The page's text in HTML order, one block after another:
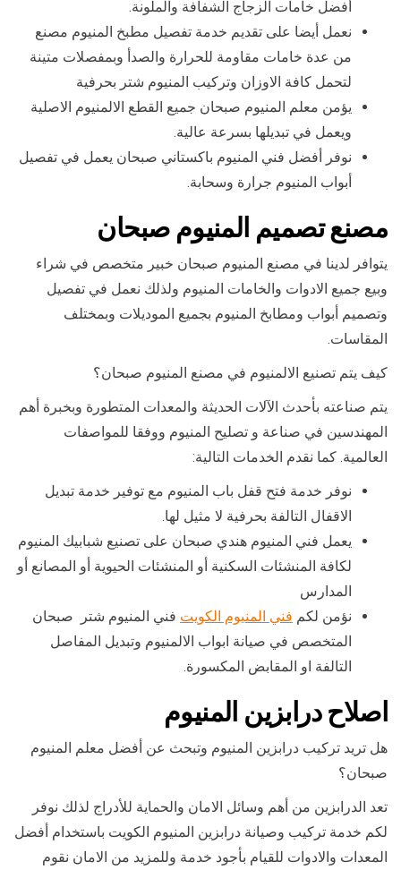
أفضل خامات الزجاج الشفافة والملونة.
نعمل أيضا على تقديم خدمة تفصيل مطبخ المنيوم مصنع
من عدة خامات مقاومة للحرارة والصدأ وبمفصلات متينة
لتحمل كافة الاوزان وتركيب المنيوم شتر بحرفية
يؤمن معلم المنيوم صبحان جميع القطع الالمنيوم الاصلية
ويعمل في تبديلها بسرعة عالية.
نوفر أفضل فني المنيوم باكستاني صبحان يعمل في تفصيل
أبواب المنيوم جرارة وسحابة.
مصنع تصميم المنيوم صبحان
يتوافر لدينا في مصنع المنيوم صبحان خبير متخصص في شراء
وبيع جميع الادوات والخامات المنيوم ولذلك نعمل في تفصيل
وتصميم أبواب ومطابخ المنيوم بجميع الموديلات وبمختلف
المقاسات.
كيف يتم تصنيع الالمنيوم في مصنع المنيوم صبحان؟
يتم صناعته بأحدث الآلات الحديثة والمعدات المتطورة وبخبرة أهم
المهندسين في صناعة و تصليح المنيوم ووفقا للمواصفات
العالمية. كما نقدم الخدمات التالية:
نوفر خدمة فتح قفل باب المنيوم مع توفير خدمة تبديل
الاقفال التالفة بحرفية لا مثيل لها.
يعمل فني المنيوم هندي صبحان على تصنيع شبابيك المنيوم
لكافة المنشئات السكنية أو المنشئات الحيوية أو المصانع أو
المدارس
نؤمن لكم فني المنيوم الكويت فني المنيوم شتر صبحان
المتخصص في صيانة ابواب الالمنيوم وتبديل المفاصل
التالفة او المقابض المكسورة.
اصلاح درابزين المنيوم
هل تريد تركيب درابزين المنيوم وتبحث عن أفضل معلم المنيوم
صبحان؟
تعد الدرابزين من أهم وسائل الامان والحماية للأدراج لذلك نوفر
لكم خدمة تركيب وصيانة درابزين المنيوم الكويت باستخدام أفضل
المعدات والادوات للقيام بأجود خدمة وللمزيد من الامان نقوم